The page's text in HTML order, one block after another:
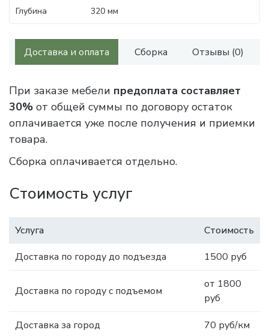
Глубина
320 мм
Доставка и оплата Сборка Отзывы (0)
При заказе мебели предоплата составляет
30% от общей суммы по договору остаток
оплачивается уже после получения и приемки
товара.
Сборка оплачивается отдельно.
Стоимость услуг
Услуга
Стоимость
Доставка по городу до подъезда
1500 руб
Доставка по городу с подъемом
от 1800
руб
Доставка за город 70 руб/км